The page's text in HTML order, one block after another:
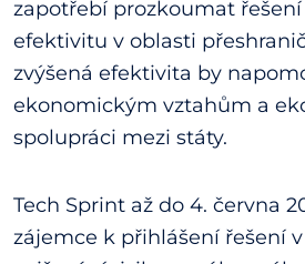
zapotřebí prozkoumat
efektivitu v oblasti
zvýšená efektivita by
ekonomickým vztahům a
spolupráci mezi státy.
Tech Sprint až do 4. června
zájemce k přihlášení řešení v